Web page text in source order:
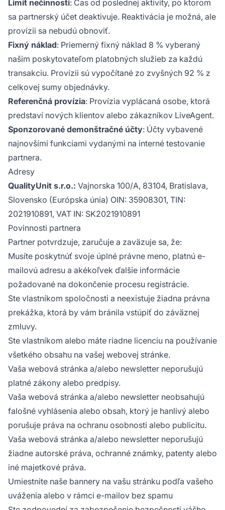
Limit nečinnosti: Čas od poslednej aktivity, po ktorom
sa partnerský účet deaktivuje. Reaktivácia je možná, ale
provízii sa nebudú obnoviť.
Fixný náklad: Priemerný fixný náklad 8 % vyberaný
našim poskytovateľom platobných služieb za každú
transakciu. Provízii sú vypočítané zo zvyšných 92 % z
celkovej sumy objednávky.
Referenčná provízia: Provízia vyplácaná osobe, ktorá
predstaví nových klientov alebo zákazníkov LiveAgent.
Sponzorované demonštračné účty: Účty vybavené
najnovšími funkciami vydanými na interné testovanie
partnera.
Adresy
QualityUnit s.r.o.: Vajnorska 100/A, 83104, Bratislava,
Slovensko (Európska únia) OIN: 35908301, TIN:
2021910891, VAT IN: SK2021910891
Povinnosti partnera
Partner potvrdzuje, zaručuje a zaväzuje sa, že:
Musíte poskytnúť svoje úplné právne meno, platnú e-
mailovú adresu a akékoľvek ďalšie informácie
požadované na dokončenie procesu registrácie.
Ste vlastníkom spoločnosti a neexistuje žiadna právna
prekážka, ktorá by vám bránila vstúpiť do záväznej
zmluvy.
Ste vlastníkom alebo máte riadne licenciu na používanie
všetkého obsahu na vašej webovej stránke.
Vaša webová stránka a/alebo newsletter neporušujú
platné zákony alebo predpisy.
Vaša webová stránka a/alebo newsletter neobsahujú
falošné vyhlásenia alebo obsah, ktorý je hanlivý alebo
porušuje práva na ochranu osobnosti alebo publicitu.
Vaša webová stránka a/alebo newsletter neporušujú
žiadne autorské práva, ochranné známky, patenty alebo
iné majetkové práva.
Umiestnite naše bannery na vašu stránku podľa vašeho
uváženia alebo v rámci e-mailov bez spamu